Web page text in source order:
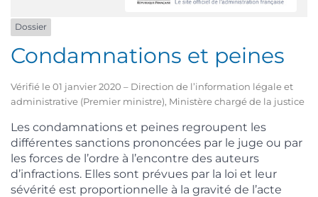
Dossier
Condamnations et peines
Vérifié le 01 janvier 2020 – Direction de l’information légale et
administrative (Premier ministre), Ministère chargé de la justice
Les condamnations et peines regroupent les
différentes sanctions prononcées par le juge ou par
les forces de l’ordre à l’encontre des auteurs
d’infractions. Elles sont prévues par la loi et leur
sévérité est proportionnelle à la gravité de l’acte